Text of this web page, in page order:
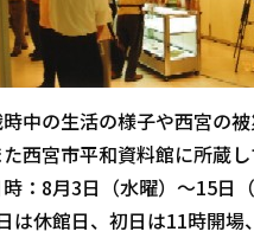
中の生活の様子や西宮の
た西宮市平和資料館に所蔵
時：8月3日（水曜）～15日
は休館日、初日は11時開場